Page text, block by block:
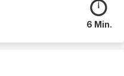
6 Min.